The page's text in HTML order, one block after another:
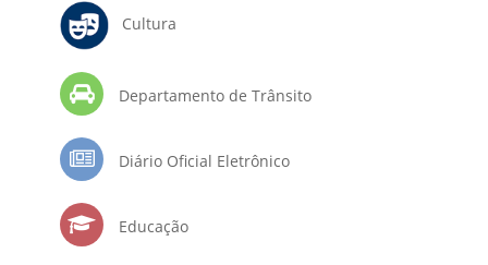
Cultura
Departamento de Trânsito
Diário Oficial Eletrônico
Educação